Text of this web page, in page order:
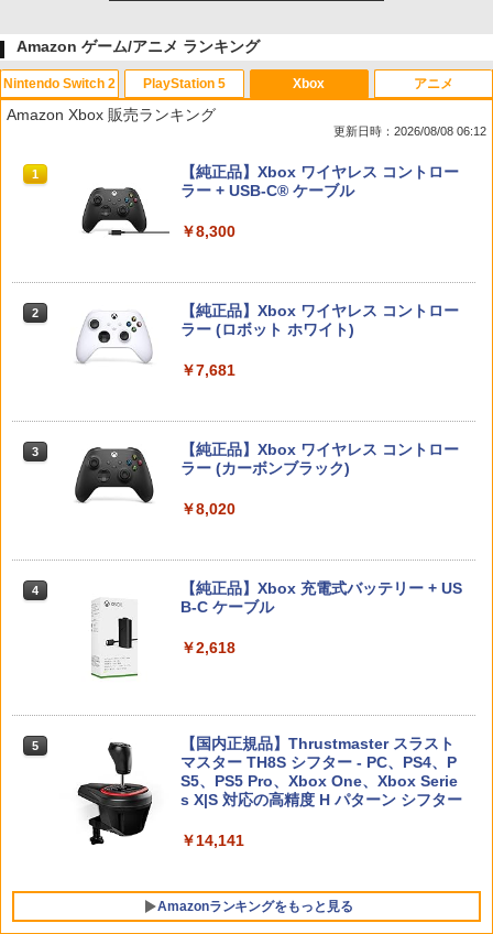
Amazon ゲーム/アニメ ランキング
Nintendo Switch 2
1
スプラトゥーン レイダース|オンライン
コード版
￥5,832
スプラトゥーン レイダース -Switch2
￥6,449
Nintendo Switch 2(日本語・国内専用)
ンラインコード版
ニンテンドープリペイド番号 5000円|オ
ンラインコード版
PlayStation 5
1
PlayStation 5 デジタル・エディション
日本語専用 Console Language: Japan
Beast of Reincarnation -PS5 【特典】
J) PlayStation 5
トローラー ミッドナイト ブラック(CFI-
ZCT2J01)
【純正品】DualSense ワイヤレスコン
トローラー(CFI-ZCT2J)
￥10,737
Xbox
Amazon Xbox 販売ランキング
更新日時：2026/08/08 06:12
1
【純正品】Xbox ワイヤレス コントロー
ラー + USB-C® ケーブル
￥8,300
2
【純正品】Xbox ワイヤレス コントロー
ラー (ロボット ホワイト)
￥7,681
3
【純正品】Xbox ワイヤレス コントロー
ラー (カーボンブラック)
￥8,020
4
【純正品】Xbox 充電式バッテリー + US
B-C ケーブル
￥2,618
5
【国内正規品】Thrustmaster スラスト
マスター TH8S シフター - PC、PS4、P
S5、PS5 Pro、Xbox One、Xbox Serie
s X|S 対応の高精度 H パターン シフター
￥14,141
Amazonランキングをもっと見る
アニメ